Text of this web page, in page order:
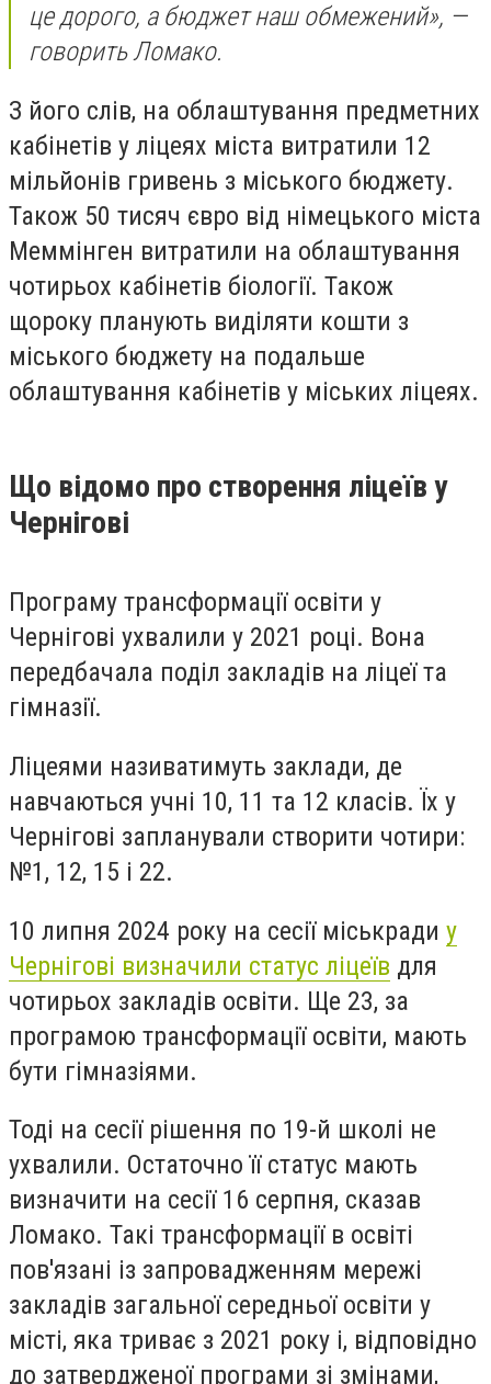
це дорого, а бюджет наш обмежений», —
говорить Ломако.
З його слів, на облаштування предметних
кабінетів у ліцеях міста витратили 12
мільйонів гривень з міського бюджету.
Також 50 тисяч євро від німецького міста
Меммінген витратили на облаштування
чотирьох кабінетів біології. Також
щороку планують виділяти кошти з
міського бюджету на подальше
облаштування кабінетів у міських ліцеях.
Що відомо про створення ліцеїв у
Чернігові
Програму трансформації освіти у
Чернігові ухвалили у 2021 році. Вона
передбачала поділ закладів на ліцеї та
гімназії.
Ліцеями називатимуть заклади, де
навчаються учні 10, 11 та 12 класів. Їх у
Чернігові запланували створити чотири:
№1, 12, 15 і 22.
10 липня 2024 року на сесії міськради у
Чернігові визначили статус ліцеїв для
чотирьох закладів освіти. Ще 23, за
програмою трансформації освіти, мають
бути гімназіями.
Тоді на сесії рішення по 19-й школі не
ухвалили. Остаточно її статус мають
визначити на сесії 16 серпня, сказав
Ломако. Такі трансформації в освіті
пов'язані із запровадженням мережі
закладів загальної середньої освіти у
місті, яка триває з 2021 року і, відповідно
до затвердженої програми зі змінами,